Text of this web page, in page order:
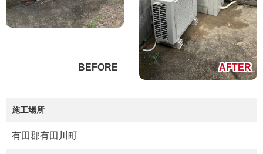
施工場所
有田郡有田川町